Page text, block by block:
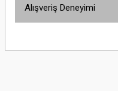
yetersiz gördüğünüz
Alışveriş Deneyimi